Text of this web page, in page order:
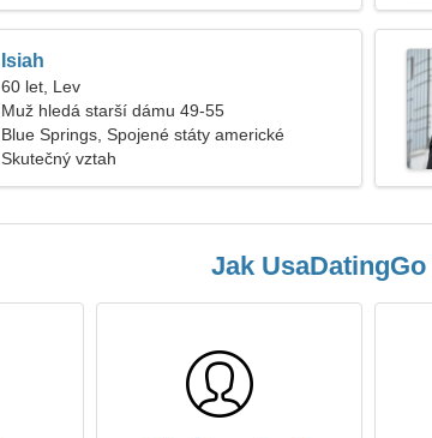
Isiah
60 let, Lev
Muž hledá starší dámu 49-55
Blue Springs, Spojené státy americké
Skutečný vztah
Jak